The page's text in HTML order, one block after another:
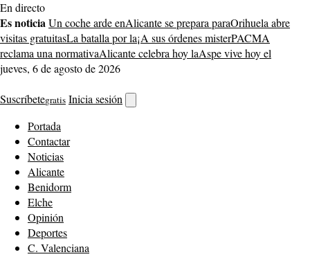
Saltar
al
contenido
En directo
Es noticiaUn coche arde enAlicante se prepara paraOrihuela abre
visitas gratuitasLa batalla por la¡A sus órdenes misterPACMA
reclama una normativaAlicante celebra hoy laAspe vive hoy el
jueves, 6 de agosto de 2026
Suscríbetegratis Inicia sesión
buscador
Portada
Contactar
Noticias
Alicante
Benidorm
Elche
Opinión
Deportes
C. Valenciana